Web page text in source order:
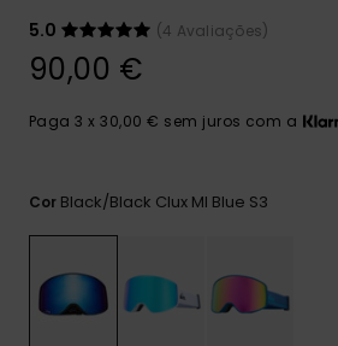
respostas
para as
frequentes e o
nosso
5.0
(4 Avaliações)
90,00 €
Paga 3 x 30,00 € sem juros com a
Cor Black/black Clux Ml Blue S3